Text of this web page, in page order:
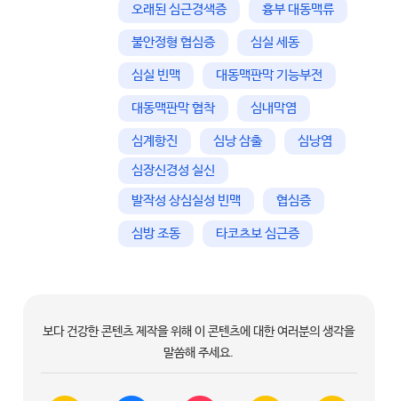
오래된 심근경색증 흉부 대동맥류
불안정형 협심증 심실 세동
심실 빈맥 대동맥판막 기능부전
대동맥판막 협착 심내막염
심계항진 심낭 삼출
심낭염
심장신경성 실신
발작성 상심실성 빈맥
협심증
심방 조동 타코츠보 심근증
보다 건강한 콘텐츠 제작을 위해 이 콘텐츠에 대한 여러분의 생각을
말씀해 주세요.